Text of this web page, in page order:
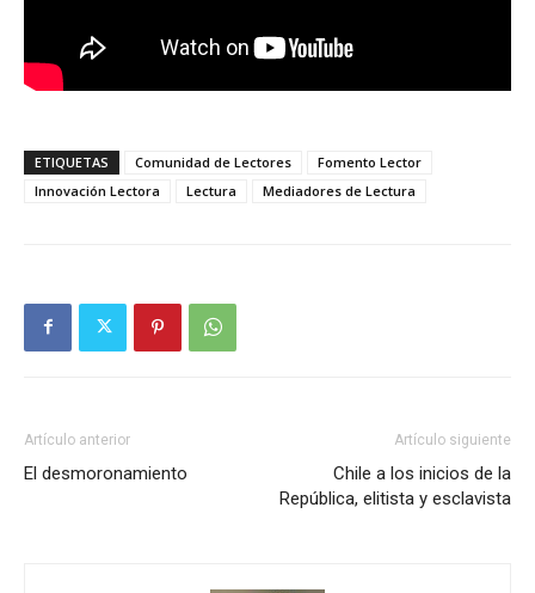
ETIQUETAS Comunidad de Lectores
Fomento Lector
Innovación Lectora
Lectura Mediadores de Lectura
Artículo anterior
El desmoronamiento
Artículo siguiente
Chile a los inicios de la
República, elitista y esclavista